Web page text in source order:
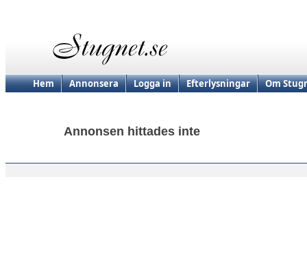
Hem Annonsera Logga in Efterlysningar Om
Annonsen hittades inte